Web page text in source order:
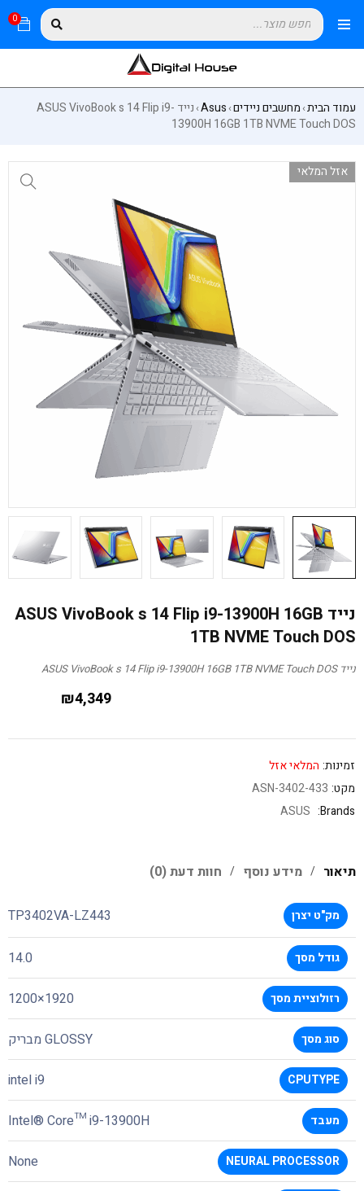
0
עמוד הבית›מחשבים ניידים›
Asus
›
נייד ASUS VivoBook s 14 Flip i9-
13900H 16GB 1TB NVME Touch DOS
אזל המלאי
נייד ASUS VivoBook s 14 Flip i9-13900H 16GB
1TB NVME Touch DOS
נייד ASUS VivoBook s 14 Flip i9-13900H 16GB 1TB NVME Touch DOS
₪4,349
זמינות: המלאי אזל
מקט: ASN-3402-433
Brands:
ASUS
תיאור מידע נוסף חוות דעת (0)
מק"ט יצרן TP3402VA-LZ443
גודל מסך 14.0
רזולוציית מסך 1920×1200
סוג מסך GLOSSY מבריק
CPUTYPE
intel i9
מעבד Intel® Core™ i9-13900H
NEURAL PROCESSOR
None